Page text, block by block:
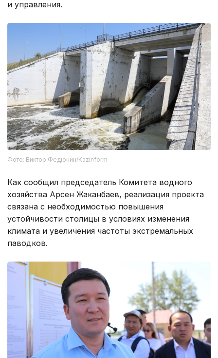
и управления.
Фото: Виктор Федюнин/Kazinform
Как сообщил председатель Комитета водного
хозяйства Арсен Жаканбаев, реализация проекта
связана с необходимостью повышения
устойчивости столицы в условиях изменения
климата и увеличения частоты экстремальных
паводков.